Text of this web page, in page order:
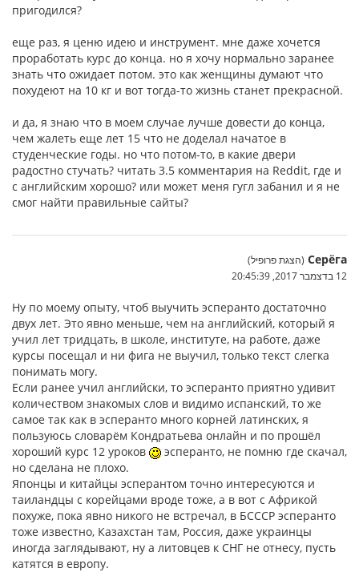
пригодился?
еще раз, я ценю идею и инструмент. мне даже хочется
проработать курс до конца. но я хочу нормально заранее
знать что ожидает потом. это как женщины думают что
похудеют на 10 кг и вот тогда-то жизнь станет прекрасной.
и да, я знаю что в моем случае лучше довести до конца,
чем жалеть еще лет 15 что не доделал начатое в
студенческие годы. но что потом-то, в какие двери
радостно стучать? читать 3.5 комментария на Reddit, где и
с английским хорошо? или может меня гугл забанил и я не
смог найти правильные сайты?
Серёга (הצגת פרופיל)
12 בדצמבר 2017, 20:45:39
Ну по моему опыту, чтоб выучить эсперанто достаточно
двух лет. Это явно меньше, чем на английский, который я
учил лет тридцать, в школе, институте, на работе, даже
курсы посещал и ни фига не выучил, только текст слегка
понимать могу.
Если ранее учил английски, то эсперанто приятно удивит
количеством знакомых слов и видимо испанский, то же
самое так как в эсперанто много корней латинских, я
пользуюсь словарём Кондратьева онлайн и по прошёл
хороший курс 12 уроков
эсперанто, не помню где скачал,
но сделана не плохо.
Японцы и китайцы эсперантом точно интересуются и
таиландцы с корейцами вроде тоже, а в вот с Африкой
похуже, пока явно никого не встречал, в БСССР эсперанто
тоже известно, Казахстан там, Россия, даже украинцы
иногда заглядывают, ну а литовцев к СНГ не отнесу, пусть
катятся в европу.